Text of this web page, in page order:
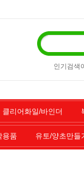
인기검색
클리어화일/바인더
용품 유토/양초만들